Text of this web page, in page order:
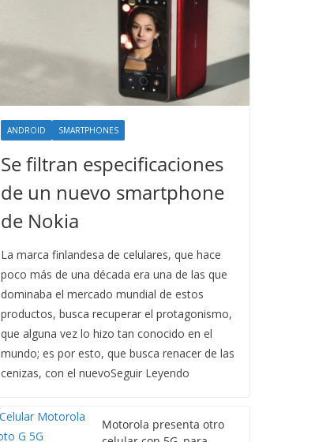
ANDROID SMARTPHONES
Se filtran especificaciones
de un nuevo smartphone
de Nokia
La marca finlandesa de celulares, que hace
poco más de una década era una de las que
dominaba el mercado mundial de estos
productos, busca recuperar el protagonismo,
que alguna vez lo hizo tan conocido en el
mundo; es por esto, que busca renacer de las
cenizas, con el nuevoSeguir Leyendo
Motorola presenta otro